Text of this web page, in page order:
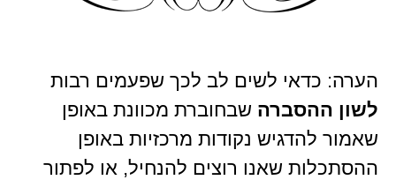
הערה: כדאי לשים לב לכך שפעמים רבות
לשון ההסברה שבחוברת מכוונת באופן
שאמור להדגיש נקודות מרכזיות באופן
ההסתכלות שאנו רוצים להנחיל, או לפתור